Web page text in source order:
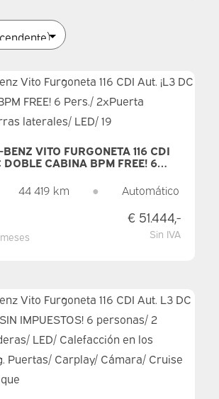
VITO FURGONETA 116 CDI
DOBLE CABINA BPM FREE! 6
CORREDERA/ BARRAS
LED/ 19" AMG/ SEATVERW./
CARPLAY/ CA
44 419 km ● Automático
€ 51.444,-
Sin IVA